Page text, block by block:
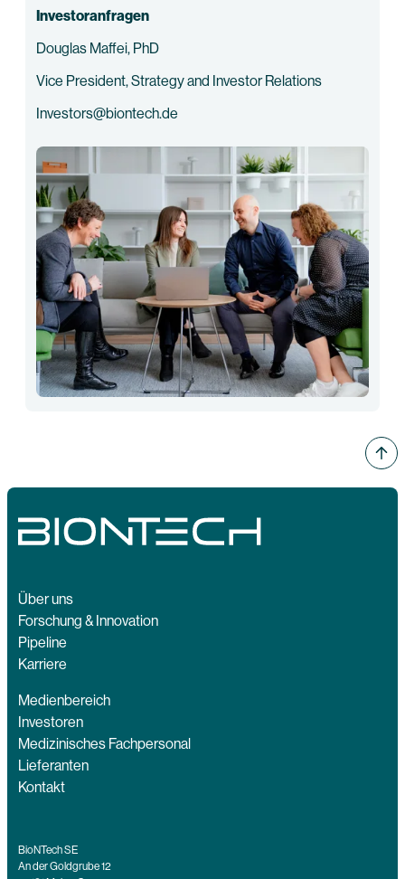
Investoranfragen
Douglas Maffei, PhD
Vice President, Strategy and Investor Relations
Investors@biontech.de
Über uns
Forschung & Innovation
Pipeline
Karriere
Medienbereich
Investoren
Medizinisches Fachpersonal
Lieferanten
Kontakt
BioNTech SE
An der Goldgrube 12